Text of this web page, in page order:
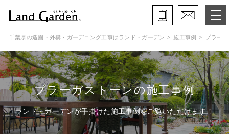
ランド・ガーデンとは
モデルガーデン
施工事例
保証と約束・ご理解いただきたい事
千葉県の造園・外構・ガーデニング工事はランド・ガーデン 施工事例 プラー
プラーガストーンの施工事例
ランド・ガーデンが手掛けた施工事例をご覧いただけます